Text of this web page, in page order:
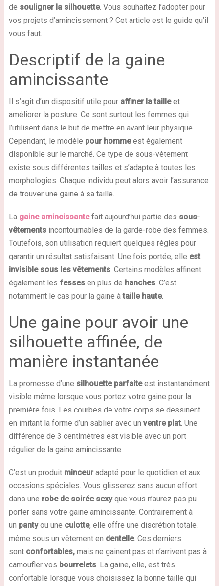
de souligner la silhouette. Vous souhaitez l’adopter pour
vos projets d’amincissement ? Cet article est le guide qu’il
vous faut.
Descriptif de la gaine
amincissante
Il s’agit d’un dispositif utile pour affiner la tailleet
améliorer la posture. Ce sont surtout les femmes qui
l’utilisent dans le but de mettre en avant leur physique.
Cependant, le modèle pour hommeest également
disponible sur le marché. Ce type de sous-vêtement
existe sous différentes tailles et s’adapte à toutes les
morphologies. Chaque individu peut alors avoir l’assurance
de trouver une gaine à sa taille.
La gaine amincissante fait aujourd’hui partie des sous-
vêtementsincontournables de la garde-robe des femmes.
Toutefois, son utilisation requiert quelques règles pour
garantir un résultat satisfaisant. Une fois portée, elle est
invisible sous les vêtements. Certains modèles affinent
également les fessesen plus de hanches. C’est
notamment le cas pour la gaine àtaille haute.
Une gaine pour avoir une
silhouette affinée, de
manière instantanée
La promesse d’une silhouette parfaiteest instantanément
visible même lorsque vous portez votre gaine pour la
première fois. Les courbes de votre corps se dessinent
en imitant la forme d’un sablier avec un ventre plat. Une
différence de 3 centimètres est visible avec un port
régulier de la gaine amincissante.
C’est un produit minceuradapté pour le quotidien et aux
occasions spéciales. Vous glisserez sans aucun effort
dans une robe de soirée sexyque vous n’aurez pas pu
porter sans votre gaine amincissante. Contrairement à
un pantyou une culotte, elle offre une discrétion totale,
même sous un vêtement en dentelle. Ces derniers
sont confortables,mais ne gainent pas et n’arrivent pas à
camoufler vos bourrelets. La gaine, elle, est très
confortable lorsque vous choisissez la bonne taille qui